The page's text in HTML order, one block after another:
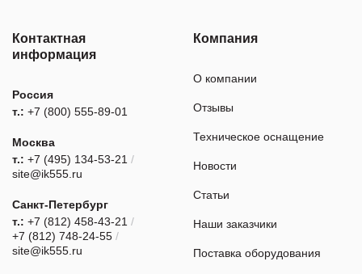
Контактная
информация
Россия
т.: +7 (800) 555-89-01
Москва
т.: +7 (495) 134-53-21 /
site@ik555.ru
Санкт-Петербург
т.: +7 (812) 458-43-21 /
+7 (812) 748-24-55 /
site@ik555.ru
Компания
О компании
Отзывы
Техническое оснащение
Новости
Статьи
Наши заказчики
Поставка оборудования